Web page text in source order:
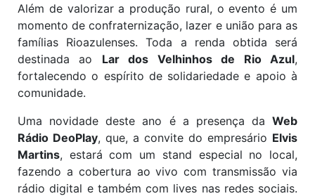
Além de valorizar a produção rural, o evento é um
momento de confraternização, lazer e união para as
famílias Rioazulenses. Toda a renda obtida será
destinada ao Lar dos Velhinhos de Rio Azul,
fortalecendo o espírito de solidariedade e apoio à
comunidade.
Uma novidade deste ano é a presença da Web
Rádio DeoPlay, que, a convite do empresário Elvis
Martins, estará com um stand especial no local,
fazendo a cobertura ao vivo com transmissão via
rádio digital e também com lives nas redes sociais.